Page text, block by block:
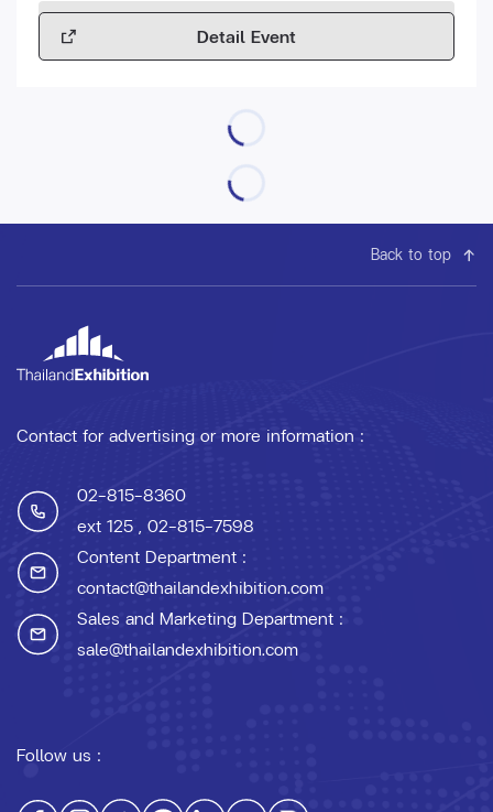
Detail Event
Back to top
Contact for advertising or more information :
02-815-8360
ext 125 , 02-815-7598
Content Department :
contact@thailandexhibition.com
Sales and Marketing Department :
sale@thailandexhibition.com
Follow us :